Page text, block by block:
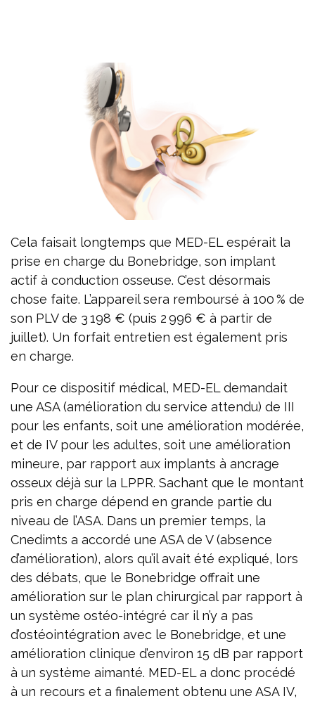
Cela faisait longtemps que MED-EL espérait la
prise en charge du Bonebridge, son implant
actif à conduction osseuse. C’est désormais
chose faite. L’appareil sera remboursé à 100 % de
son PLV de 3 198 € (puis 2 996 € à partir de
juillet). Un forfait entretien est également pris
en charge.
Pour ce dispositif médical, MED-EL demandait
une ASA (amélioration du service attendu) de III
pour les enfants, soit une amélioration modérée,
et de IV pour les adultes, soit une amélioration
mineure, par rapport aux implants à ancrage
osseux déjà sur la LPPR. Sachant que le montant
pris en charge dépend en grande partie du
niveau de l’ASA. Dans un premier temps, la
Cnedimts a accordé une ASA de V (absence
d’amélioration), alors qu’il avait été expliqué, lors
des débats, que le Bonebridge offrait une
amélioration sur le plan chirurgical par rapport à
un système ostéo-intégré car il n’y a pas
d’ostéointégration avec le Bonebridge, et une
amélioration clinique d’environ 15 dB par rapport
à un système aimanté. MED-EL a donc procédé
à un recours et a finalement obtenu une ASA IV,